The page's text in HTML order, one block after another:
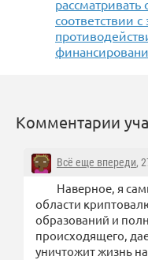
соответствии
Комментарии
Всё еще впереди,
Наверное, я
области
образований и
происходящего,
уничтожит жизнь